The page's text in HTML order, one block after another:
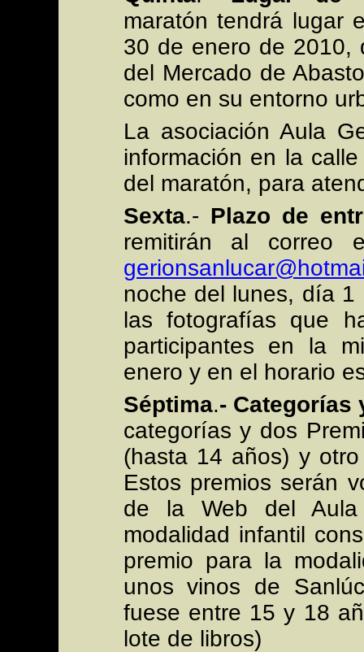
maratón tendrá lugar
30 de enero de 2010,
del Mercado de
como en su entorno
La asociación Aula
información en la
del maratón, para
Sexta.- Plazo de
remitirán al correo
noche del lunes, día
las fotografías que
participantes en la
enero y en el horario
Séptima.- Categorías
categorías y dos
(hasta 14 años) y
Estos premios serán
de la Web del
modalidad infantil
premio para la
unos vinos de
fuese entre 15 y 18
lote de libros)